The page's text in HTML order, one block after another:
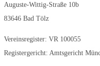
Auguste-Wittig-Straße 10b
83646 Bad Tölz
Vereinsregister: VR 100055
Registergericht: Amtsgericht